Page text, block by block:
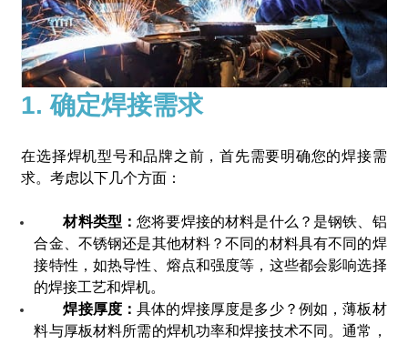
1. 确定焊接需求
在选择焊机型号和品牌之前，首先需要明确您的焊接需
求。考虑以下几个方面：
材料类型：您将要焊接的材料是什么？是钢铁、铝
合金、不锈钢还是其他材料？不同的材料具有不同的焊
接特性，如热导性、熔点和强度等，这些都会影响选择
的焊接工艺和焊机。
焊接厚度：具体的焊接厚度是多少？例如，薄板材
料与厚板材料所需的焊机功率和焊接技术不同。通常，